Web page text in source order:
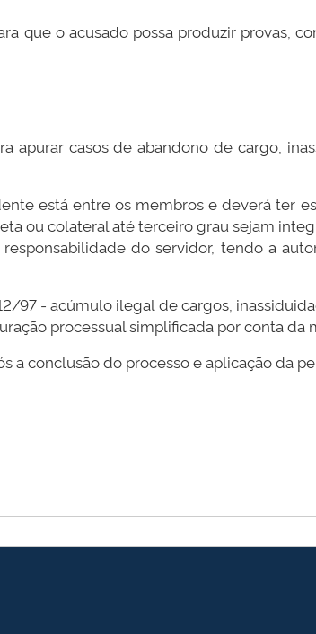
que o acusado possa produzir provas,
apurar casos de abandono de cargo,
está entre os membros e deverá ter
ou colateral até terceiro grau sejam
do servidor, tendo a
97 - acúmulo ilegal de cargos,
processual simplificada por conta da
a conclusão do processo e aplicação da